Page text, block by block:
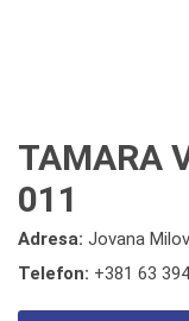
TAMARA
011
Adresa: Jovana
Telefon: +381 63